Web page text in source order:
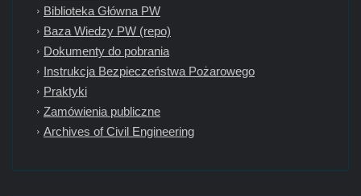
Biblioteka Główna PW
Baza Wiedzy PW (repo)
Dokumenty do pobrania
Instrukcja Bezpieczeństwa Pożarowego
Praktyki
Zamówienia publiczne
Archives of Civil Engineering